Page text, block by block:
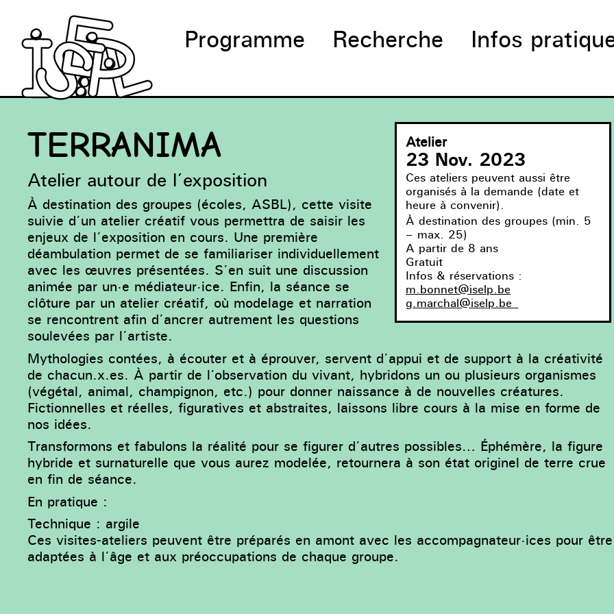
Programme Recherche Infos
Atelier
23 Nov. 2023
Ces ateliers peuvent aussi être
organisés à la demande (date et
heure à convenir).
À destination des groupes (min. 5
– max. 25)
A partir de 8 ans
Gratuit
Infos & réservations :
m.bonnet@iselp.be
g.marchal@iselp.be
TERRANIMA
Atelier autour de l’exposition
À destination des groupes (écoles, ASBL), cette visite
suivie d’un atelier créatif vous permettra de saisir les
enjeux de l’exposition en cours. Une première
déambulation permet de se familiariser individuellement
avec les œuvres présentées. S’en suit une discussion
animée par un·e médiateur·ice. Enfin, la séance se
clôture par un atelier créatif, où modelage et narration
se rencontrent afin d’ancrer autrement les questions
soulevées par l’artiste.
Mythologies contées, à écouter et à éprouver, servent d’appui et de support à la créativité
de chacun.x.es. À partir de l’observation du vivant, hybridons un ou plusieurs organismes
(végétal, animal, champignon, etc.) pour donner naissance à de nouvelles créatures.
Fictionnelles et réelles, figuratives et abstraites, laissons libre cours à la mise en forme de
nos idées.
Transformons et fabulons la réalité pour se figurer d’autres possibles… Éphémère, la figure
hybride et surnaturelle que vous aurez modelée, retournera à son état originel de terre crue
en fin de séance.
En pratique :
Technique : argile
Ces visites-ateliers peuvent être préparés en amont avec les accompagnateur·ices pour être
adaptées à l’âge et aux préoccupations de chaque groupe.